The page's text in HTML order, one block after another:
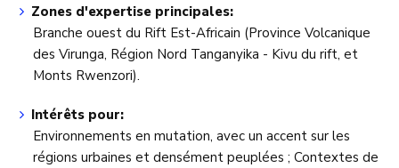
Zones d'expertise principales:
Branche ouest du Rift Est-Africain (Province Volcanique
des Virunga, Région Nord Tanganyika - Kivu du rift, et
Monts Rwenzori).
Intérêts pour:
Environnements en mutation, avec un accent sur les
régions urbaines et densément peuplées ; Contextes de